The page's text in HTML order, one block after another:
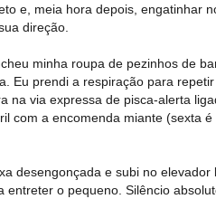
e, meia hora depois, engatinhar
direção.
minha roupa de pezinhos de
Eu prendi a respiração para
na via expressa de pisca-alerta
com a encomenda miante (sexta
desengonçada e subi no elevador
o pequeno. Silêncio